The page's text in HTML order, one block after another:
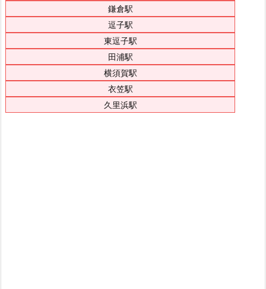
鎌倉駅
逗子駅
東逗子駅
田浦駅
横須賀駅
衣笠駅
久里浜駅